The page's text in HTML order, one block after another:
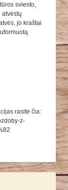
sviesto,
atvėstų
jo kraštai
rasite čia:
z-